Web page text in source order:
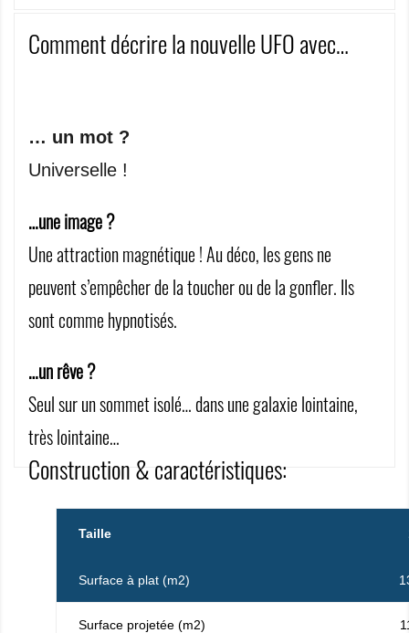
Comment décrire la nouvelle UFO avec…
… un mot ?
Universelle !
…une image ?
Une attraction magnétique ! Au déco, les gens ne
peuvent s’empêcher de la toucher ou de la gonfler. Ils
sont comme hypnotisés.
…un rêve ?
Seul sur un sommet isolé… dans une galaxie lointaine,
très lointaine…
Construction & caractéristiques:
Taille
Surface à plat (m2)
Surface projetée (m2)